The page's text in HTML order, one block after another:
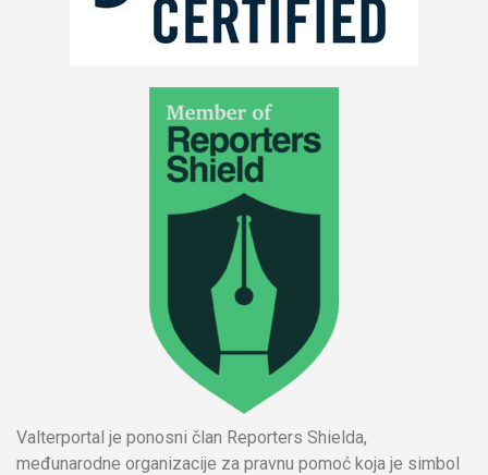
Valterportal je ponosni član Reporters Shielda,
međunarodne organizacije za pravnu pomoć koja je simbol